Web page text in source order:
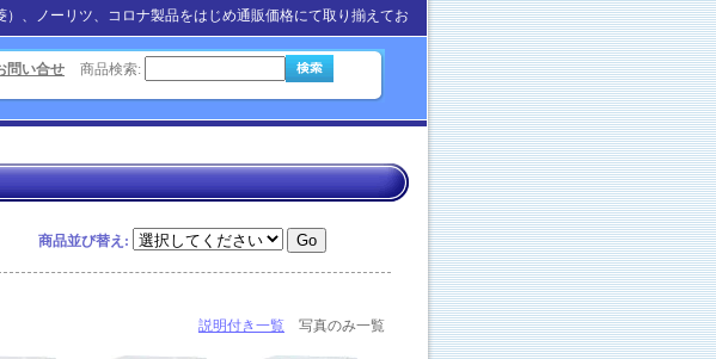
、ノーリツ、コロナ製品をはじめ通販価格にて取り揃えてお
問い合せ 商品検索:
商品並び替え :
説明付き一覧 写真のみ一覧